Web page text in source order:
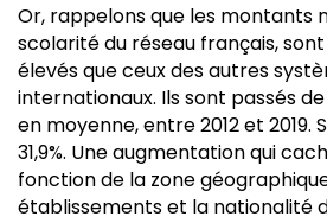
Or, rappelons que les montants
scolarité du réseau français, sont
élevés que ceux des autres
internationaux. Ils sont passés
en moyenne, entre 2012 et 2019.
31,9%. Une augmentation qui
fonction de la zone
établissements et la nationalité